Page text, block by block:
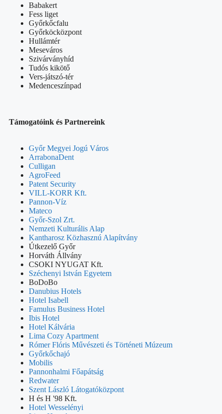
Babakert
Fess liget
Győrkőcfalu
Győrköcközpont
Hullámtér
Meseváros
Szivárványhíd
Tudós kikötő
Vers-játszó-tér
Medenceszínpad
Támogatóink és Partnereink
Győr Megyei Jogú Város
ArrabonaDent
Culligan
AgroFeed
Patent Security
VILL-KORR Kft.
Pannon-Víz
Mateco
Győr-Szol Zrt.
Nemzeti Kulturális Alap
Kantharosz Közhasznú Alapítvány
Útkezelő Győr
Horváth Állvány
CSOKI NYUGAT Kft.
Széchenyi István Egyetem
BoDoBo
Danubius Hotels
Hotel Isabell
Famulus Business Hotel
Ibis Hotel
Hotel Kálvária
Lima Cozy Apartment
Rómer Flóris Művészeti és Történeti Múzeum
Győrkőchajó
Mobilis
Pannonhalmi Főapátság
Redwater
Szent László Látogatóközpont
H és H '98 Kft.
Hotel Wesselényi